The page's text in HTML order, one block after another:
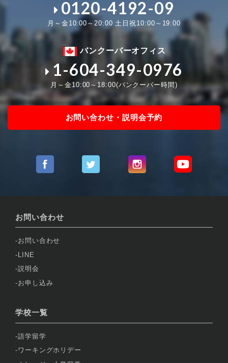
0120-4192-09
月～金10:00～20:00 土日祝10:00～19:00
バンクーバーオフィス
1-604-349-0976
月～金10:00～18:00(バンクーバー時間)
お問い合わせ・説明会予約
お問い合わせ
お問い合わせ
LINE
説明会
お申し込み
学校一覧
語学留学
ワーキングホリデー